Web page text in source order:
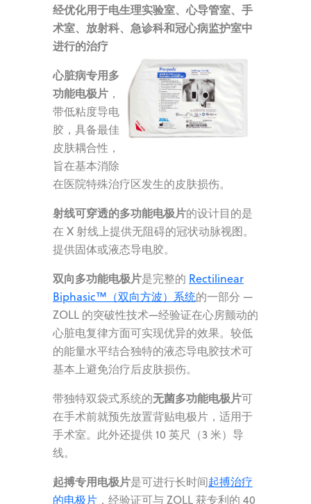
经优化用于电生理实验室、心导管室、手
术室、放射科、急诊科和冠心病监护室中
进行的治疗
心脏病专用多
功能电极片 ，
带低粘度导电
胶，具备最佳
皮肤耦合性，
旨在基本消除
在医院特殊治疗区发生的皮肤损伤。
射线可穿透的多功能电极片的设计目的是
在 X 射线上提供无阻碍的冠状动脉视图。
提供固体或液态导电胶。
双向多功能电极片是完整的 Rectilinear
Biphasic™（双向方波）系统的一部分 —
ZOLL 的突破性技术—经验证在心房颤动的
心脏电复律方面可实现优异的效果。较低
的能量水平结合独特的液态导电胶技术可
基本上避免治疗后皮肤损伤。
带独特双袋式系统的无菌多功能电极片可
在手术前就预先放置背贴电极片，适用于
手术室。此外还提供 10 英尺（3 米）导
线。
起搏专用电极片是可进行长时间起搏治疗
的电极片 ，经验证可与 ZOLL 获专利的 40